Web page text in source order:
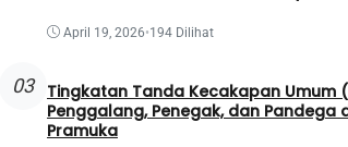
April 19, 2026•194 Dilihat
03
Tingkatan Tanda Kecakapan Umum
Penggalang, Penegak, dan Pandega
Pramuka